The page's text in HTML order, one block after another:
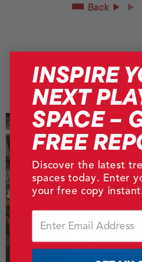
Back
INSPIRE
NEXT
SPACE –
FREE
Discover the latest
spaces today. Enter
your free copy